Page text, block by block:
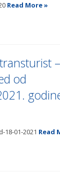
Read More »
–
od
18-01-2021 Read